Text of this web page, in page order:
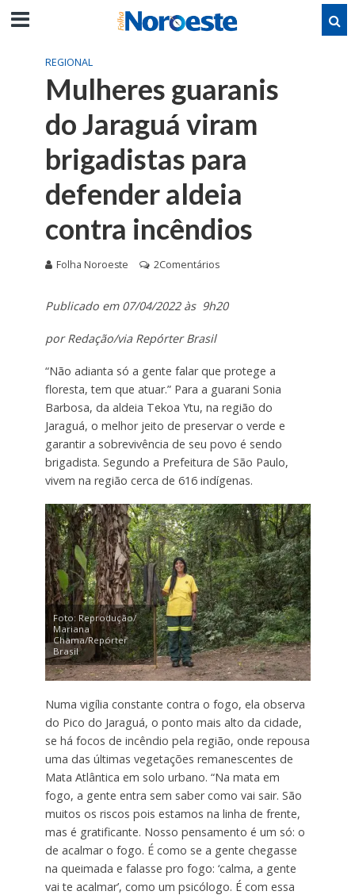
REGIONAL
Mulheres guaranis
do Jaraguá viram
brigadistas para
defender aldeia
contra incêndios
Folha Noroeste 2Comentários
Publicado em 07/04/2022 às 9h20
por Redação/via Repórter Brasil
“Não adianta só a gente falar que protege a
floresta, tem que atuar.” Para a guarani Sonia
Barbosa, da aldeia Tekoa Ytu, na região do
Jaraguá, o melhor jeito de preservar o verde e
garantir a sobrevivência de seu povo é sendo
brigadista. Segundo a Prefeitura de São Paulo,
vivem na região cerca de 616 indígenas.
Foto: Reprodução/
Mariana
Chama/Repórter
Brasil
Numa vigília constante contra o fogo, ela observa
do Pico do Jaraguá, o ponto mais alto da cidade,
se há focos de incêndio pela região, onde repousa
uma das últimas vegetações remanescentes de
Mata Atlântica em solo urbano. “Na mata em
fogo, a gente entra sem saber como vai sair. São
muitos os riscos pois estamos na linha de frente,
mas é gratificante. Nosso pensamento é um só: o
de acalmar o fogo. É como se a gente chegasse
na queimada e falasse pro fogo: ‘calma, a gente
vai te acalmar’, como um psicólogo. É com essa